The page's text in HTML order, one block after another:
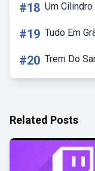
#18 Um
#19 Tudo Em
#20 Trem Do
Related Posts